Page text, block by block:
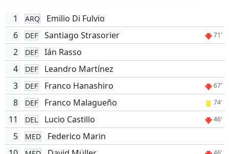
1 ARQ
Emilio Di Fulvio
6
DEF Santiago Strasorier 71'
2 DEF
Ián Rasso
4
DEF
Leandro Martínez
3
DEF Franco Hanashiro 67'
8 DEF Franco Malagueño 74'
11 DEL Lucio Castillo 46'
5 MED
Federico Marin